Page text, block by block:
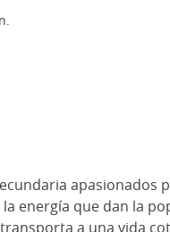
energía que dan la
a una vida